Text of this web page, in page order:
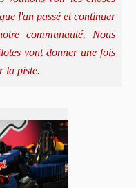
l'an passé et continuer
communauté. Nous
vont donner une fois
la piste.